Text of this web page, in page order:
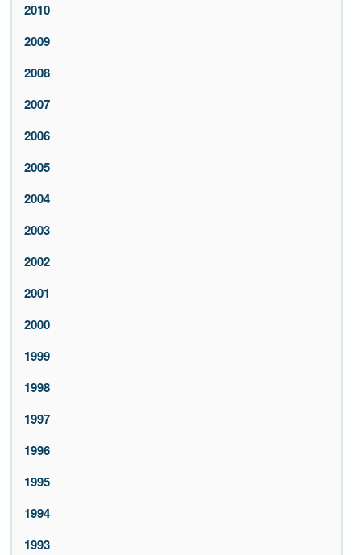
2010
2009
2008
2007
2006
2005
2004
2003
2002
2001
2000
1999
1998
1997
1996
1995
1994
1993